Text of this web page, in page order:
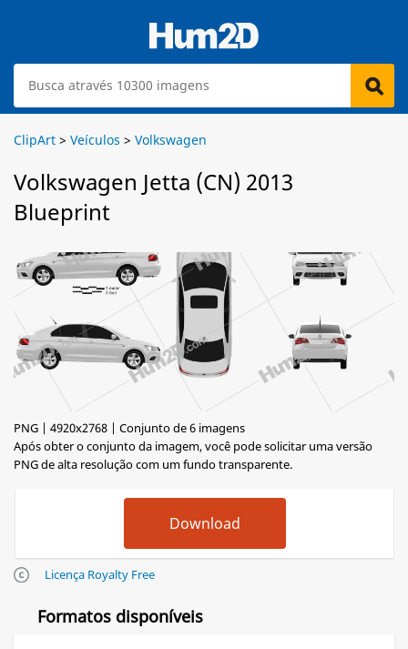
ClipArt > Veículos > Volkswagen
Volkswagen Jetta (CN) 2013
Blueprint
PNG | 4920x2768 | Conjunto de 6 imagens
Após obter o conjunto da imagem, você pode solicitar uma versão
PNG de alta resolução com um fundo transparente.
Licença Royalty Free
Formatos disponíveis